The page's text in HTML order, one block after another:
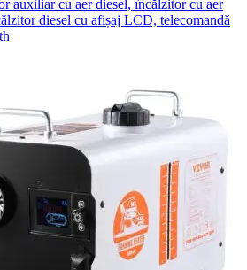
auxiliar cu aer diesel, încălzitor cu aer
diesel cu afișaj LCD, telecomandă